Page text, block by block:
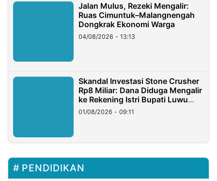
Jalan Mulus, Rezeki Mengalir:
Ruas Cimuntuk–Malangnengah
Dongkrak Ekonomi Warga
04/08/2026 - 13:13
Skandal Investasi Stone Crusher
Rp8 Miliar: Dana Diduga Mengalir
ke Rekening Istri Bupati Luwu
Timur
01/08/2026 - 09:11
PENDIDIKAN